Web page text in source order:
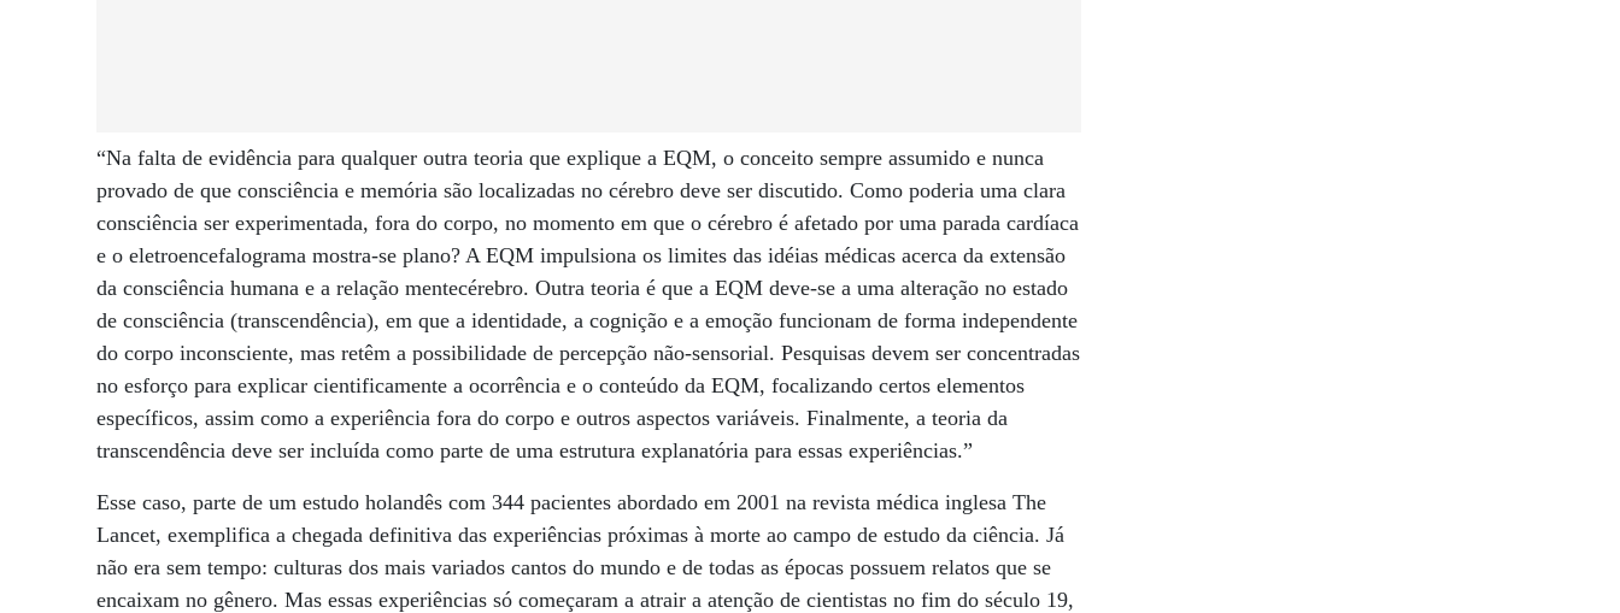
“Na falta de evidência para qualquer outra teoria que explique a EQM, o conceito sempre assumido e nunca
provado de que consciência e memória são localizadas no cérebro deve ser discutido. Como poderia uma clara
consciência ser experimentada, fora do corpo, no momento em que o cérebro é afetado por uma parada cardíaca
e o eletroencefalograma mostra-se plano? A EQM impulsiona os limites das idéias médicas acerca da extensão
da consciência humana e a relação mentecérebro. Outra teoria é que a EQM deve-se a uma alteração no estado
de consciência (transcendência), em que a identidade, a cognição e a emoção funcionam de forma independente
do corpo inconsciente, mas retêm a possibilidade de percepção não-sensorial. Pesquisas devem ser concentradas
no esforço para explicar cientificamente a ocorrência e o conteúdo da EQM, focalizando certos elementos
específicos, assim como a experiência fora do corpo e outros aspectos variáveis. Finalmente, a teoria da
transcendência deve ser incluída como parte de uma estrutura explanatória para essas experiências.”
Esse caso, parte de um estudo holandês com 344 pacientes abordado em 2001 na revista médica inglesa The
Lancet, exemplifica a chegada definitiva das experiências próximas à morte ao campo de estudo da ciência. Já
não era sem tempo: culturas dos mais variados cantos do mundo e de todas as épocas possuem relatos que se
encaixam no gênero. Mas essas experiências só começaram a atrair a atenção de cientistas no fim do século 19,